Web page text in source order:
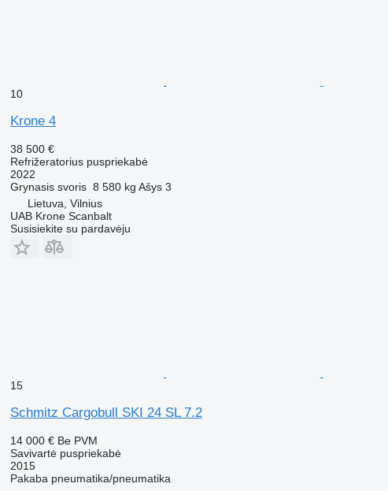
10
Krone 4
38 500 €
Refrižeratorius puspriekabė
2022
Grynasis svoris 8 580 kg Ašys 3
Lietuva, Vilnius
UAB Krone Scanbalt
Susisiekite su pardavėju
15
Schmitz Cargobull SKI 24 SL 7.2
14 000 € Be PVM
Savivartė puspriekabė
2015
Pakaba pneumatika/pneumatika